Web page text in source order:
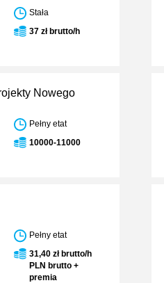
Stała
37 zł brutto/h
Nowego
Pełny etat
10000-11000
Pełny etat
31,40 zł brutto/h
PLN brutto +
premia